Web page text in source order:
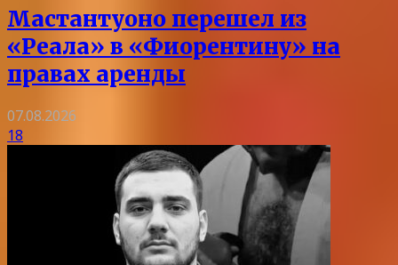
Мастантуоно перешел из
«Реала» в «Фиорентину» на
правах аренды
07.08.2026
18